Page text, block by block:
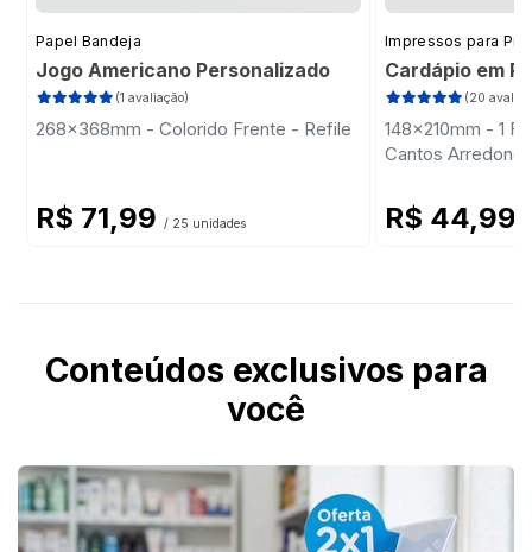
Papel Bandeja
Jogo Americano Personalizado
(1 avaliação)
268x368mm - Colorido Frente - Refile
R$ 71,99 / 25 unidades
Impressos para
Cardápio em
(20
148x210mm - 1
Cantos
R$ 44,99
Conteúdos exclusivos para
você